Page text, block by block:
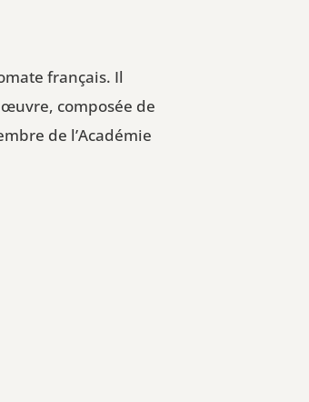
français. Il
composée de
de l’Académie